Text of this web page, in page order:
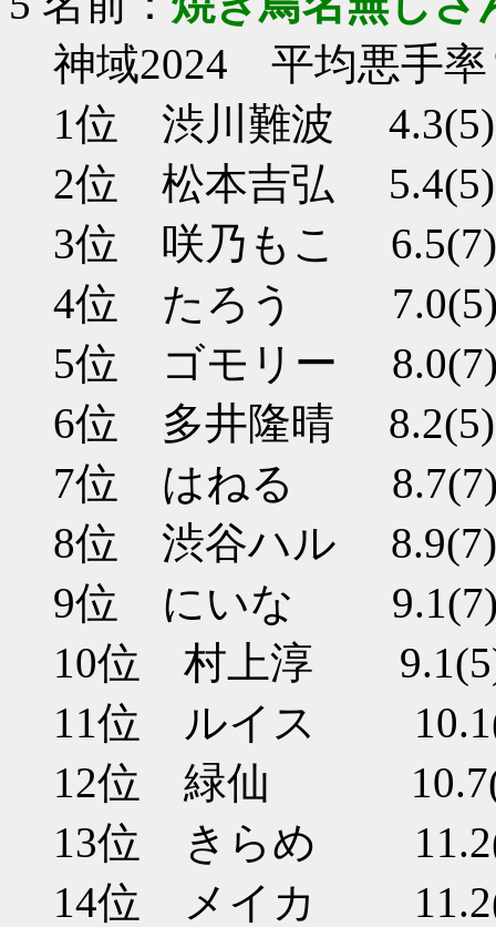
神域2024 平均悪手率
1位 渋川難波 4.3(5)
2位 松本吉弘 5.4(5)
3位 咲乃もこ 6.5(7)
4位 たろう
5位 ゴモリー
6位 多井隆晴 8.2(5)
7位 はねる
8位 渋谷ハル 8.9(7)
9位 にいな
10位 村上淳
11位 ルイス
12位 緑仙
13位 きらめ
14位 メイカ